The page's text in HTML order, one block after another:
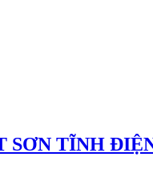
SƠN TĨNH